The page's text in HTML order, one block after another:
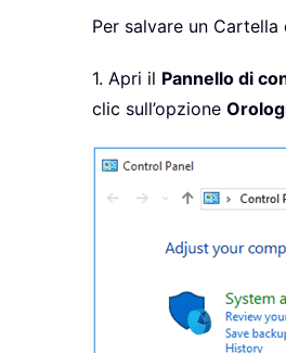
Per salvare un
1. Apri il Pannello di
clic sull’opzione